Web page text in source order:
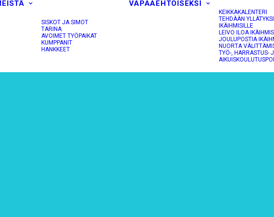
SISKOT JA SIMOT
TARINA
AVOIMET TYÖPAIKAT
KUMPPANIT
HANKKEET
VAPAAEHTOISEKSI
KEIKKAKALENTERI
TEHDÄÄN
IKÄIHMISILLE
LEIVO ILOA
JOULUPOSTIA
NUORTA
TYÖ-, HARRASTUS-